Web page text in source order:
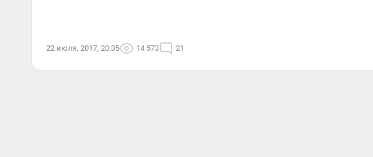
22 июля, 2017, 20:35 14 573 21